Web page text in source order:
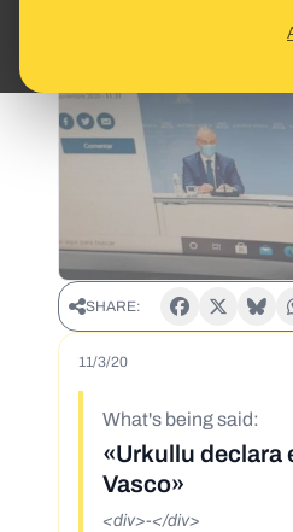
SHARE:
11/3/20
What's being said:
«Urkullu declara
Vasco»
<div>-</div>